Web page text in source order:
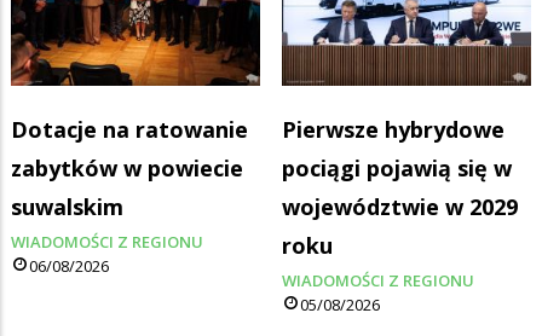
Dotacje na ratowanie
zabytków w powiecie
suwalskim
WIADOMOŚCI Z REGIONU
06/08/2026
Pierwsze hybrydowe
pociągi pojawią się w
województwie w 2029
roku
WIADOMOŚCI Z REGIONU
05/08/2026